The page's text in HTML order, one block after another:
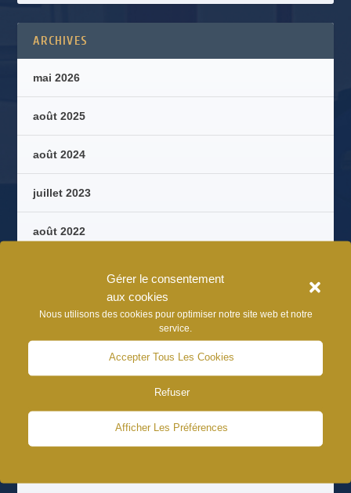
Gérer le consentement
aux cookies
Nous utilisons des cookies pour optimiser notre site web et notre
service.
Accepter Tous Les Cookies
Refuser
Afficher Les Préférences
ARCHIVES
mai 2026
août 2025
août 2024
juillet 2023
août 2022
juillet 2020